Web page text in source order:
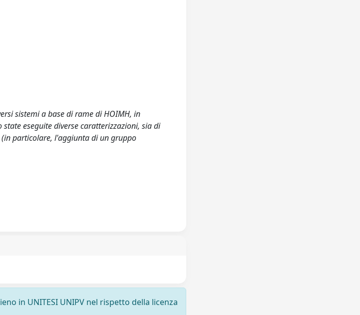
sistemi a base di rame di HOIMH, in
state eseguite diverse caratterizzazioni, sia di
particolare, l'aggiunta di un gruppo
in UNITESI UNIPV nel rispetto della licenza